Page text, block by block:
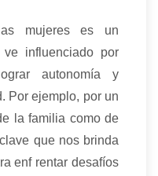
mujeres es un
influenciado por
autonomía y
Por ejemplo, por un
la familia como de
que nos brinda
enf rentar desafíos